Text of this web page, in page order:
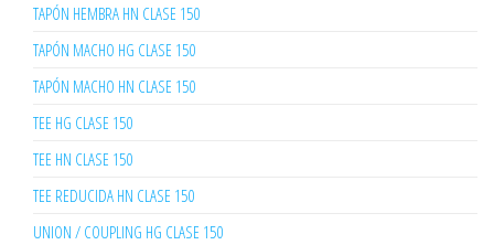
TAPÓN HEMBRA HN CLASE 150
TAPÓN MACHO HG CLASE 150
TAPÓN MACHO HN CLASE 150
TEE HG CLASE 150
TEE HN CLASE 150
TEE REDUCIDA HN CLASE 150
UNION / COUPLING HG CLASE 150